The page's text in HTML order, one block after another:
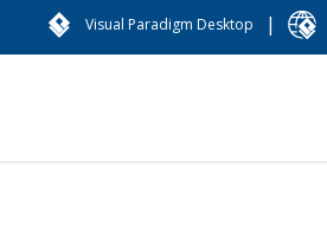
Visual Paradigm Desktop |